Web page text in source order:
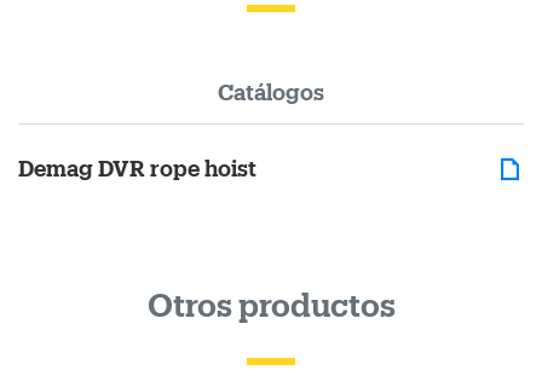
Catálogos
Demag DVR rope hoist
Otros productos